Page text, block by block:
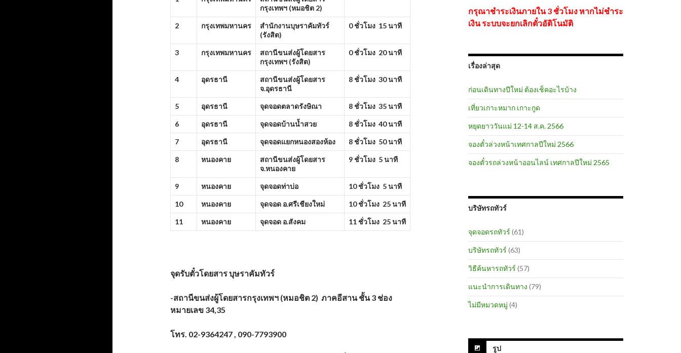
กรุงเทพฯ (หมอชิต 2)
2 กรุงเทพมหานคร
สำนักงานบุษราคัมทัวร์
(รังสิต)
0 ชั่วโมง 15 นาที
3 กรุงเทพมหานคร
สถานีขนส่งผู้โดยสาร
กรุงเทพฯ (รังสิต)
0 ชั่วโมง 20 นาที
4 อุดรธานี
สถานีขนส่งผู้โดยสาร
จ.อุดรธานี
8 ชั่วโมง 30 นาที
5 อุดรธานี จุดจอดตลาดรังษิณา 8 ชั่วโมง 35 นาที
6 อุดรธานี จุดจอดบ้านน้ำสวย 8 ชั่วโมง 40 นาที
7 อุดรธานี จุดจอดแยกหนองสองห้อง 8 ชั่วโมง 50 นาที
8 หนองคาย
สถานีขนส่งผู้โดยสาร
จ.หนองคาย
9 ชั่วโมง 5 นาที
9 หนองคาย จุดจอดท่าบ่อ 10 ชั่วโมง 5 นาที
10 หนองคาย จุดจอด อ.ศรีเชียงใหม่ 10 ชั่วโมง 25 นาที
11 หนองคาย จุดจอด อ.สังคม 11 ชั่วโมง 25 นาที
จุดรับตั๋วโดยสารบุษราคัมทัวร์
-สถานีขนส่งผู้โดยสารกรุงเทพฯ (หมอชิต 2) ภาคอีสาน ชั้น 3 ช่อง
หมายเลข 34,35
โทร. 02-9364247 , 090-7793900
กรุณาชำระเงินภายใน 3 ชั่วโมง หากไม่ชำระ
เงิน ระบบจะยกเลิกตั๋วอัติโนมัติ
เรื่องล่าสุด
ก่อนเดินทางปีใหม่ ต้องเช็คอะไรบ้าง
เที่ยวเกาะหมาก เกาะกูด
หยุดยาววันแม่ 12-14 ส.ค. 2566
จองตั๋วล่วงหน้าเทศกาลปีใหม่ 2566
จองตั๋วรถล่วงหน้าออนไลน์ เทศกาลปีใหม่ 2565
บริษัทรถทัวร์
จุดจอดรถทัวร์ (61)
บริษัทรถทัวร์ (63)
วิธีค้นหารถทัวร์ (57)
แนะนำการเดินทาง (79)
ไม่มีหมวดหมู่ (4)
รูป